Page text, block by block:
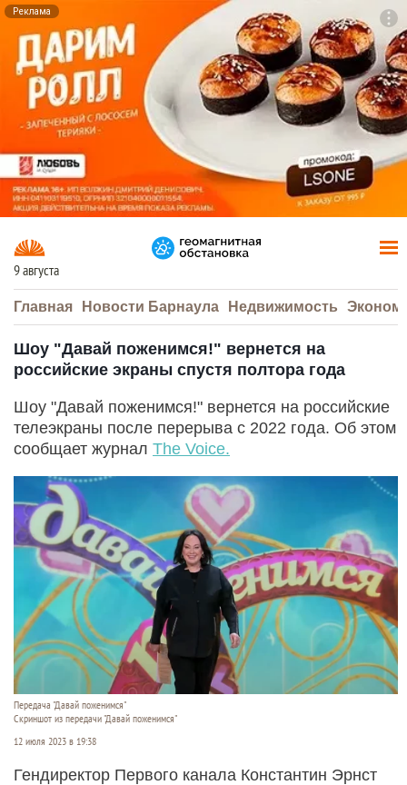
Реклама
9 августа
Главная Новости Барнаула Недвижимость
Шоу "Давай поженимся!" вернется на
российские экраны спустя полтора года
Шоу "Давай поженимся!" вернется на российские
телеэкраны после перерыва с 2022 года. Об этом
сообщает журнал The Voice.
Передача "Давай поженимся"
Скриншот из передачи "Давай поженимся"
12 июля 2023 в 19:38
Гендиректор Первого канала Константин Эрнст